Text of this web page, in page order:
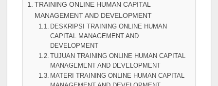
TRAINING ONLINE HUMAN CAPITAL
MANAGEMENT AND DEVELOPMENT
DESKRIPSI TRAINING ONLINE HUMAN
CAPITAL MANAGEMENT AND
DEVELOPMENT
TUJUAN TRAINING ONLINE HUMAN CAPITAL
MANAGEMENT AND DEVELOPMENT
MATERI TRAINING ONLINE HUMAN CAPITAL